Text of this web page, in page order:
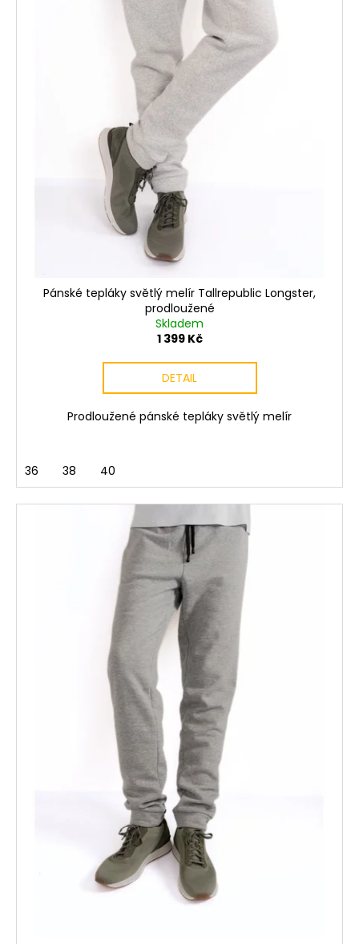
Pánské tepláky světlý melír Tallrepublic Longster,
prodloužené
Skladem
1 399 Kč
DETAIL
Prodloužené pánské tepláky světlý melír
36 38 40